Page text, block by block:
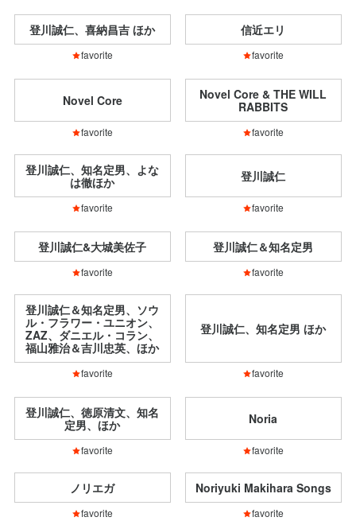
登川誠仁、喜納昌吉 ほか
favorite
信近エリ
favorite
Novel Core
favorite
Novel Core & THE WILL
RABBITS
favorite
登川誠仁、知名定男、よな
は徹ほか
favorite
登川誠仁
favorite
登川誠仁&大城美佐子
favorite
登川誠仁＆知名定男
favorite
登川誠仁＆知名定男、ソウ
ル・フラワー・ユニオン、
ZAZ、ダニエル・コラン、
福山雅治＆吉川忠英、ほか
favorite
登川誠仁、知名定男 ほか
favorite
登川誠仁、徳原清文、知名
定男、ほか
favorite
Noria
favorite
ノリエガ
favorite
Noriyuki Makihara Songs
favorite